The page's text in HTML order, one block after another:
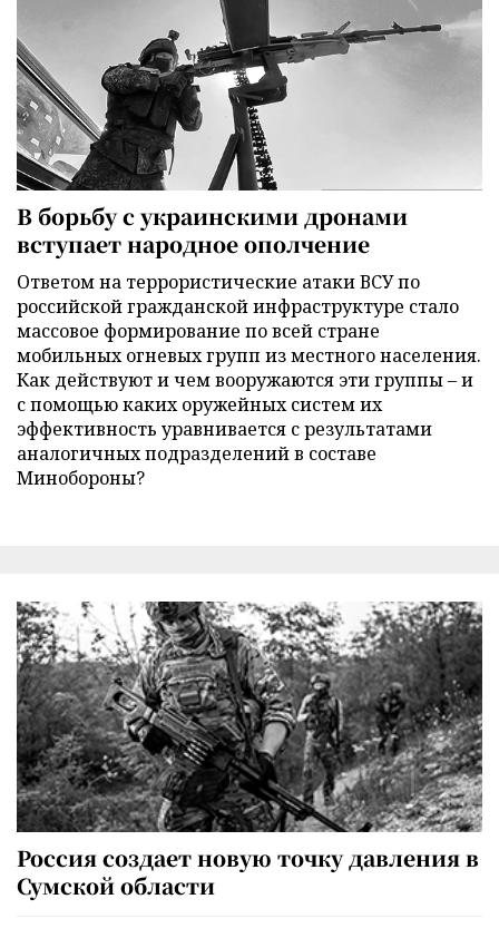
В борьбу с украинскими дронами
вступает народное ополчение
Ответом на террористические атаки ВСУ по
российской гражданской инфраструктуре стало
массовое формирование по всей стране
мобильных огневых групп из местного населения.
Как действуют и чем вооружаются эти группы – и
с помощью каких оружейных систем их
эффективность уравнивается с результатами
аналогичных подразделений в составе
Минобороны?
Россия создает новую точку давления в
Сумской области